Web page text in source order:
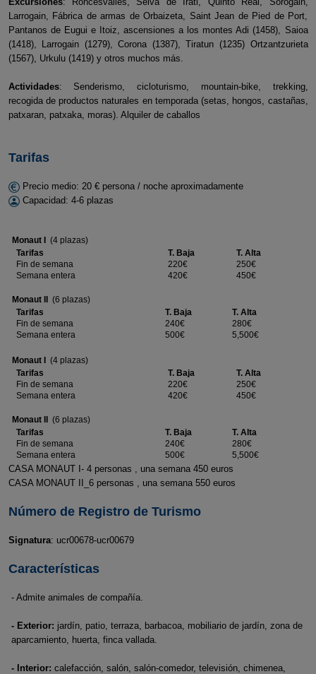
Larrogain, Fábrica de armas de Orbaizeta, Saint Jean de Pied de Port,
Pantanos de Eugui e Itoiz, ascensiones a los montes Adi (1458), Saioa
(1418), Larrogain (1279), Corona (1387), Tiratun (1235) Ortzantzurieta
(1567), Urkulu (1419) y otros muchos más.
Actividades: Senderismo, cicloturismo, mountain-bike, trekking,
recogida de productos naturales en temporada (setas, hongos, castañas,
patxaran, patxaka, moras). Alquiler de caballos
Tarifas
Precio medio: 20 € persona / noche aproximadamente
Capacidad: 4-6 plazas
Monaut I
(4 plazas)
Tarifas
T. Baja
T. Alta
Fin de semana
220€
250€
Semana entera
420€ 450€
Monaut II
(6 plazas)
Tarifas
T. Baja
T. Alta
Fin de semana
240€
280€
Semana entera
500€ 5,500€
Monaut I
(4 plazas)
Tarifas
T. Baja
T. Alta
Fin de semana
220€
250€
Semana entera
420€ 450€
Monaut II
(6 plazas)
Tarifas
T. Baja
T. Alta
Fin de semana
240€
280€
Semana entera
500€ 5,500€
CASA MONAUT I- 4 personas , una semana 450 euros
CASA MONAUT II_6 personas , una semana 550 euros
Número de Registro de Turismo
Signatura: ucr00678-ucr00679
Características
- Admite animales de compañía.
- Exterior: jardín, patio, terraza, barbacoa, mobiliario de jardín, zona de
aparcamiento, huerta, finca vallada.
- Interior: calefacción, salón, salón-comedor, televisión, chimenea,